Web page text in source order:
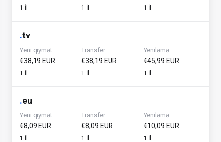
1 İl 1 İl 1 İl
.tv
Yeni qiymət
€38,19 EUR
1 İl
Transfer
€38,19 EUR
1 İl
Yeniləmə
€45,99 EUR
1 İl
.eu
Yeni qiymət
€8,09 EUR
1 İl
Transfer
€8,09 EUR
1 İl
Yeniləmə
€10,09 EUR
1 İl